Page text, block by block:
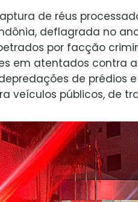
de réus
deflagrada no
por facção
em atentados contra
de prédios
veículos públicos, de